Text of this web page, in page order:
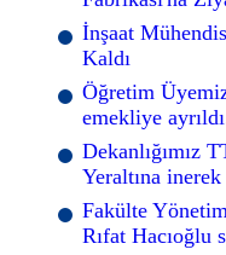
İnşaat
Kaldı
Öğretim
emekliye
Dekanlığımız
Yeraltına
Fakülte
Rıfat Hacıoğlu